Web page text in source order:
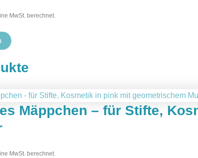
MwSt. berechnet.
Mäppchen – für Stifte,
MwSt. berechnet.